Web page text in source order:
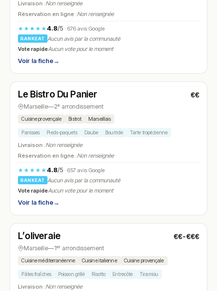
Livraison :Non renseignée
Réservation en ligne :Non renseignée
★★★★★4.8/5· 676 avis Google
RANKEAT
Aucun avis par la communauté
Vote rapideAucun vote pour le moment
Voir la fiche→
N° 5
Le Bistro Du Panier €€
Marseille—2ᵉ arrondissement
Cuisine provençale Bistrot Marseillais
Panisses Pieds-paquets Daube Bourride Tarte tropézienne
Livraison :Non renseignée
Réservation en ligne :Non renseignée
★★★★★4.8/5· 657 avis Google
RANKEAT
Aucun avis par la communauté
Vote rapideAucun vote pour le moment
Voir la fiche→
N° 6
L’oliveraie €€-€€€
Marseille—1ᵉʳ arrondissement
Cuisine méditerranéenne Cuisine italienne Cuisine provençale
Pâtes fraîches Poisson grillé Risotto Entrecôte Tiramisu
Livraison :Non renseignée